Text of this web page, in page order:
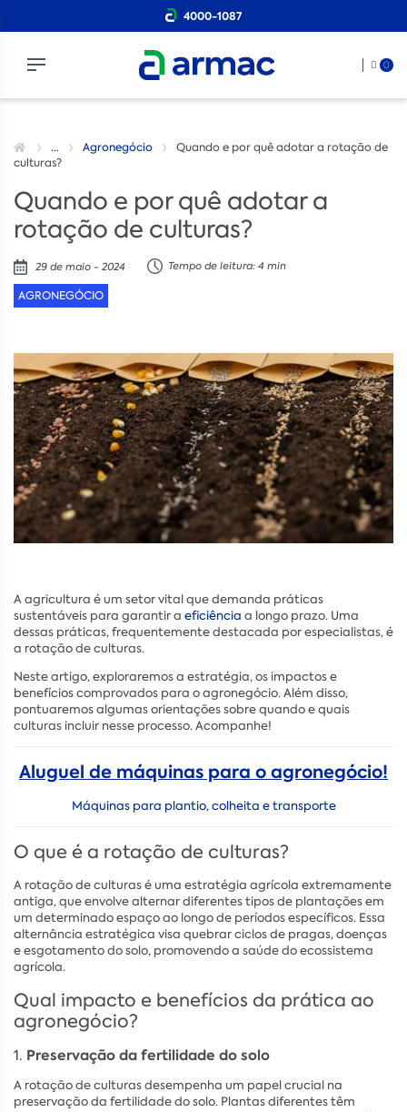
4000-1087
0
... Agronegócio
Quando e por quê adotar a rotação de
culturas?
Quando e por quê adotar a
rotação de culturas?
29 de maio - 2024 Tempo de leitura: 4 min
AGRONEGÓCIO
A agricultura é um setor vital que demanda práticas
sustentáveis para garantir a eficiência a longo prazo. Uma
dessas práticas, frequentemente destacada por especialistas, é
a rotação de culturas.
Neste artigo, exploraremos a estratégia, os impactos e
benefícios comprovados para o agronegócio. Além disso,
pontuaremos algumas orientações sobre quando e quais
culturas incluir nesse processo. Acompanhe!
Aluguel de máquinas para o agronegócio!
Máquinas para plantio, colheita e transporte
O que é a rotação de culturas?
A rotação de culturas é uma estratégia agrícola extremamente
antiga, que envolve alternar diferentes tipos de plantações em
um determinado espaço ao longo de períodos específicos. Essa
alternância estratégica visa quebrar ciclos de pragas, doenças
e esgotamento do solo, promovendo a saúde do ecossistema
agrícola.
Qual impacto e benefícios da prática ao
agronegócio?
1. Preservação da fertilidade do solo
A rotação de culturas desempenha um papel crucial na
preservação da fertilidade do solo. Plantas diferentes têm